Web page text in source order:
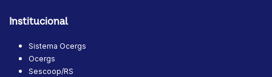
Institucional
Sistema Ocergs
Ocergs
Sescoop/RS